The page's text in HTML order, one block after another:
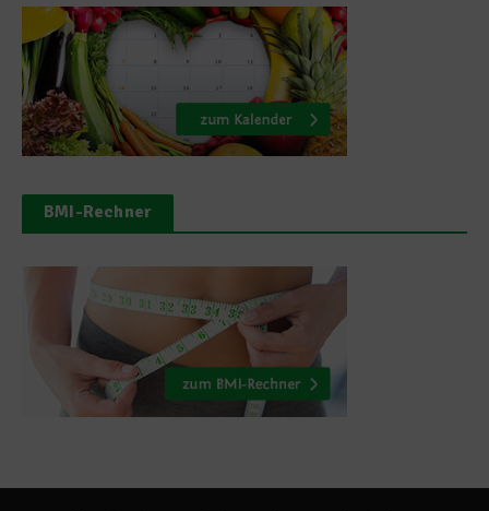
BMI-Rechner